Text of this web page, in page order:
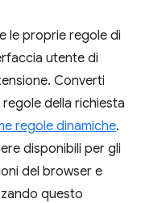
le proprie regole di
utente di
Converti
della richiesta
regole dinamiche.
disponibili per gli
del browser e
questo